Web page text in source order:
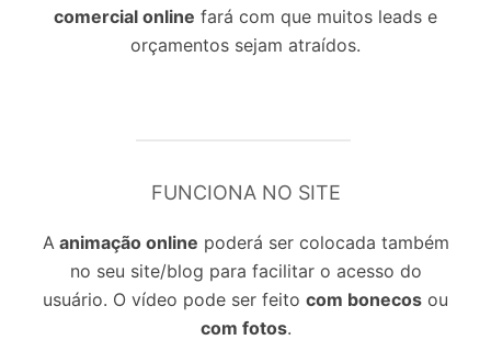
comercial online fará com que muitos leads e
orçamentos sejam atraídos.
FUNCIONA NO SITE
Aanimação online poderá ser colocada também
no seu site/blog para facilitar o acesso do
usuário. O vídeo pode ser feito com bonecos ou
com fotos.